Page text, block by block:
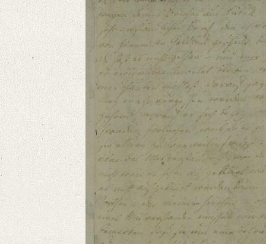
Incipit: „[1] Seit lange wär ich in deiner Schuld, liebster Freund,
Provider: Dresden, Sächsische Landesbibliothek - Staats- und
OAI Id: DE-611-37187
Classification Number: Mscr.Dresd.e.90,XX,Bd.7,Nr.66(24)
Number of Pages: 3 S. auf Doppelbl., hs.
Language
German